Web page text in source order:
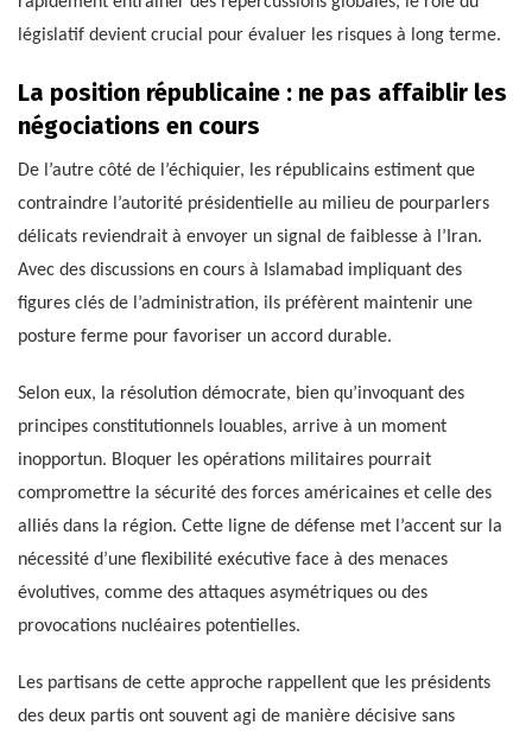
législatif devient crucial pour évaluer les risques à long terme.
La position républicaine : ne pas affaiblir les
négociations en cours
De l’autre côté de l’échiquier, les républicains estiment que
contraindre l’autorité présidentielle au milieu de pourparlers
délicats reviendrait à envoyer un signal de faiblesse à l’Iran.
Avec des discussions en cours à Islamabad impliquant des
figures clés de l’administration, ils préfèrent maintenir une
posture ferme pour favoriser un accord durable.
Selon eux, la résolution démocrate, bien qu’invoquant des
principes constitutionnels louables, arrive à un moment
inopportun. Bloquer les opérations militaires pourrait
compromettre la sécurité des forces américaines et celle des
alliés dans la région. Cette ligne de défense met l’accent sur la
nécessité d’une flexibilité exécutive face à des menaces
évolutives, comme des attaques asymétriques ou des
provocations nucléaires potentielles.
Les partisans de cette approche rappellent que les présidents
des deux partis ont souvent agi de manière décisive sans